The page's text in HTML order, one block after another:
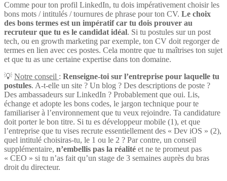
Comme pour ton profil LinkedIn, tu dois impérativement choisir les
bons mots / intitulés / tournures de phrase pour ton CV. Le choix
des bons termes est un impératif car tu dois prouver au
recruteur que tu es le candidat idéal. Si tu postules sur un post
tech, ou en growth marketing par exemple, ton CV doit regorger de
termes en lien avec ces postes. Cela montre que tu maîtrises ton sujet
et que tu as une certaine expertise dans ton domaine.
💡 Notre conseil : Renseigne-toi sur l’entreprise pour laquelle tu
postules. A-t-elle un site ? Un blog ? Des descriptions de poste ?
Des ambassadeurs sur LinkedIn ? Probablement que oui. Lis,
échange et adopte les bons codes, le jargon technique pour te
familiariser à l’environnement que tu veux rejoindre. Ta candidature
doit porter le bon titre. Si tu es développeur mobile (1), et que
l’entreprise que tu vises recrute essentiellement des « Dev iOS » (2),
quel intitulé choisiras-tu, le 1 ou le 2 ? Par contre, un conseil
supplémentaire, n’embellis pas la réalité et ne te promeut pas
« CEO » si tu n’as fait qu’un stage de 3 semaines auprès du bras
droit du directeur.